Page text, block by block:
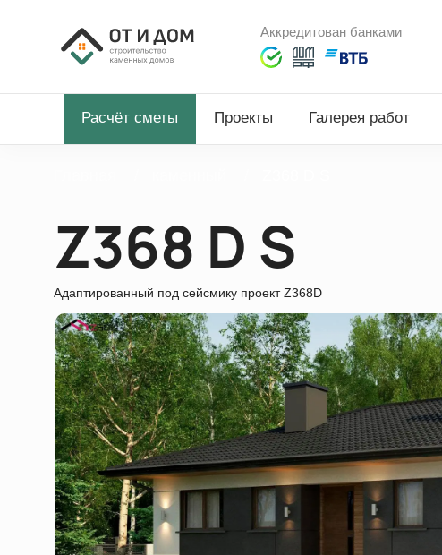
Аккредитован банками
Расчёт сметы Проекты Галерея работ
Z368 D S
Адаптированный под сейсмику проект Z368D